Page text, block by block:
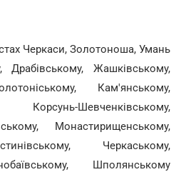
Черкаси, Золотоноша, Умань
Жашківському,
Кам'янському,
Корсунь-Шевченківському,
Монастирищенському,
Черкаському,
Шполянському